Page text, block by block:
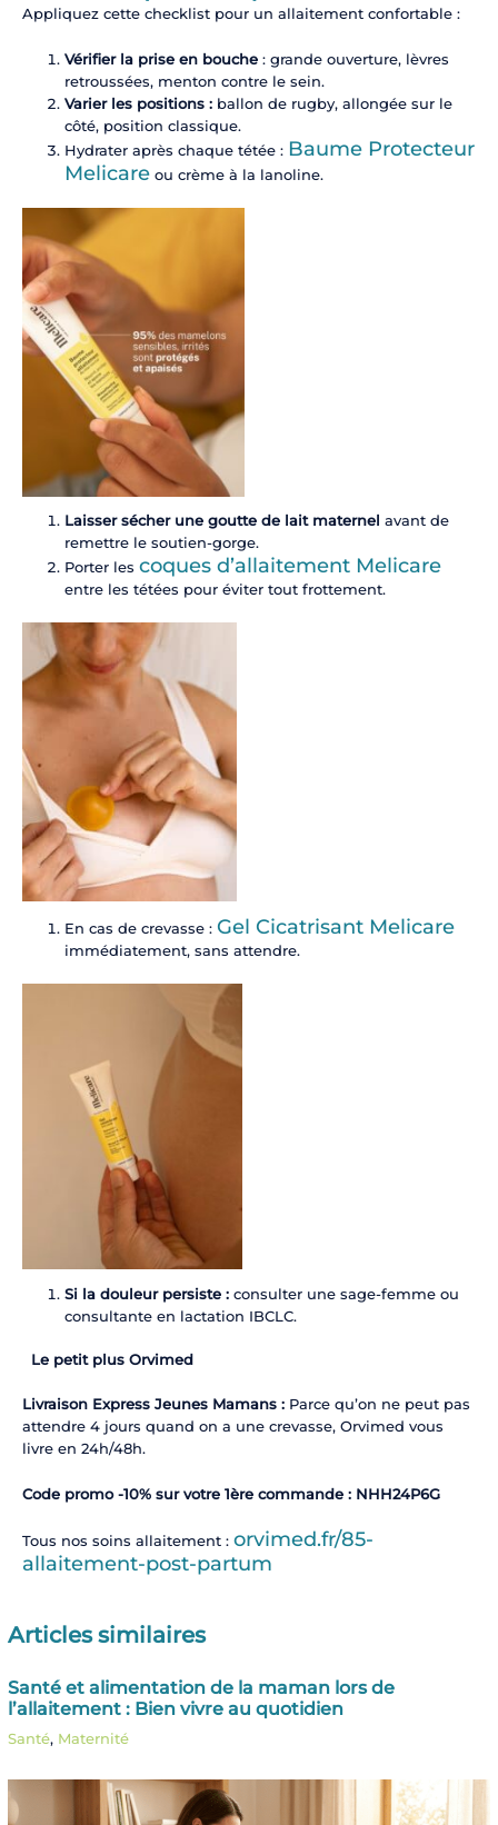
Appliquez cette checklist pour un allaitement confortable :
Vérifier la prise en bouche: grande ouverture, lèvres
retroussées, menton contre le sein.
Varier les positions : ballon de rugby, allongée sur le
côté, position classique.
Hydrater après chaque tétée : Baume Protecteur
Melicareou crème à la lanoline.
Laisser sécher une goutte de lait maternel avant de
remettre le soutien-gorge.
Porter les coques d’allaitement Melicare
entre les tétées pour éviter tout frottement.
En cas de crevasse : Gel Cicatrisant Melicare
immédiatement, sans attendre.
Si la douleur persiste : consulter une sage-femme ou
consultante en lactation IBCLC.
Le petit plus Orvimed
Livraison Express Jeunes Mamans : Parce qu’on ne peut pas
attendre 4 jours quand on a une crevasse, Orvimed vous
livre en 24h/48h.
Code promo -10% sur votre 1ère commande : NHH24P6G
Tous nos soins allaitement : orvimed.fr/85-
allaitement-post-partum
Articles similaires
Santé et alimentation de la maman lors de
l’allaitement : Bien vivre au quotidien
Santé, Maternité